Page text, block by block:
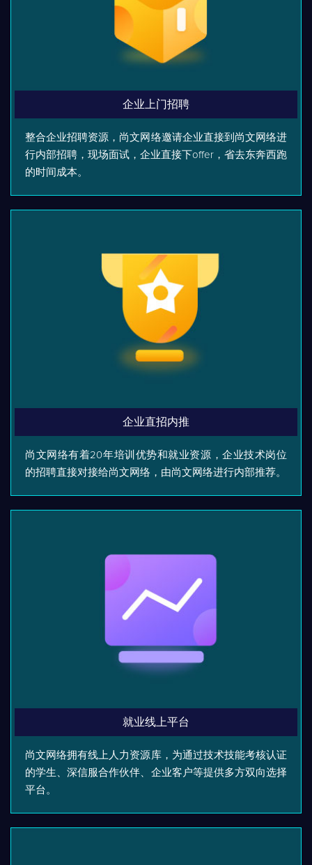
企业上门招聘
整合企业招聘资源，尚文网络邀请企业直接到尚文网络进
行内部招聘，现场面试，企业直接下offer，省去东奔西跑
的时间成本。
企业直招内推
尚文网络有着20年培训优势和就业资源，企业技术岗位
的招聘直接对接给尚文网络，由尚文网络进行内部推荐。
就业线上平台
尚文网络拥有线上人力资源库，为通过技术技能考核认证
的学生、深信服合作伙伴、企业客户等提供多方双向选择
平台。